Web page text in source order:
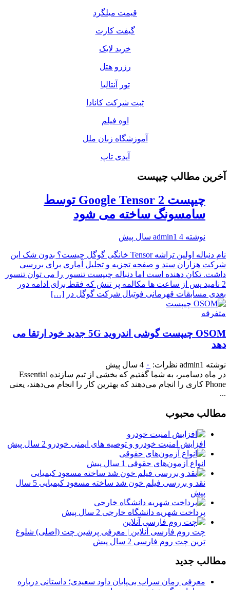
قیمت میلگرد
گیفت کارت
خرید لایک
رزرو هتل
تور آنتالیا
ثبت شرکت کانادا
اوه فیلم
آموزشگاه زبان ملل
آیدی تاپ
آخرین مطالب چیپست
چیپست Google Tensor 2 توسط
سامسونگ ساخته می شود
نوشته admin1 4 سال پیش
نام دنباله اولین تراشه Tensor خانگی گوگل چیست؟ بدون شک این
شرکت هزاران سند و صفحه تجزیه و تحلیل آماری برای بررسی
داشت. تکان دهنده است اما دنباله چیپست تنسور را می توان تنسور
2 نامید پس از ساعت ها مکالمه پر تنش که فقط برای ادامه دور
بعدی مسابقات قهرمانی فوتبال شرکت گوگل در […]
متفرقه
OSOM چیپست گوشی اندروید 5G جدید خود ارتقا می
دهد
نوشته admin1 نظرات: ۰ 4 سال پیش
در ماه دسامبر، به شما گفتیم که بخشی از تیم سازنده Essential
Phone کاری را انجام می‌دهند که بهترین کار را انجام می‌دهند، یعنی
...
مطالب محبوب
افزایش امنیت خودرو و توصیه های ایمنی خودرو 2 سال پیش
انواع آزمون‌های حقوقی 1 سال پیش
نقد و بررسی فیلم خون شد ساخته مسعود کیمیایی
5 سال
پیش
پرداخت شهریه دانشگاه خارجی 2 سال پیش
چت روم فارسی آنلاین | معرفی پرشین چت (اصلی) شلوغ
ترین چت روم فارسی 2 سال پیش
مطالب جدید
معرفی رمان سراب بی‌پایان داود سعیدی؛ داستانی درباره